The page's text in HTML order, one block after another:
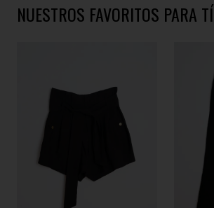
NUESTROS FAVORITOS PARA TÍ